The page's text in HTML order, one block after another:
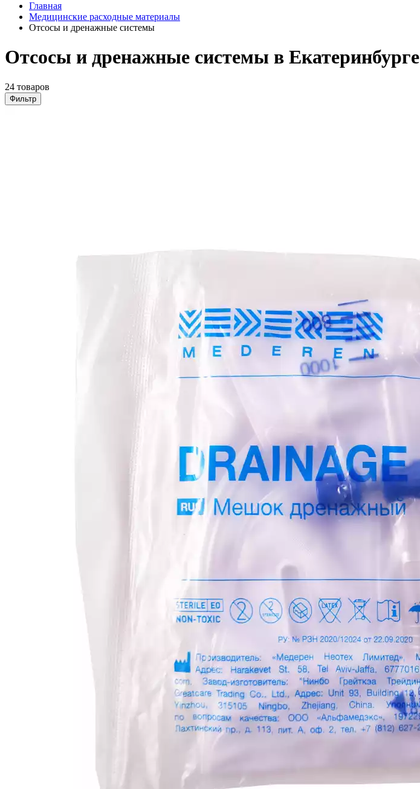
Главная
Медицинские расходные материалы
Отсосы и дренажные системы
Отсосы и дренажные системы в Екатеринбурге
24 товаров
Фильтр